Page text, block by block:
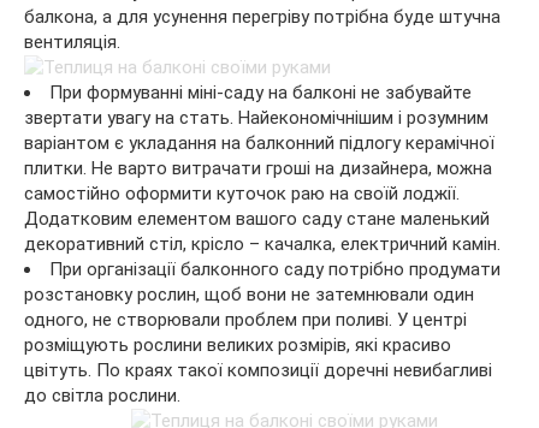
балкона, а для усунення перегріву потрібна буде штучна
вентиляція.
При формуванні міні-саду на балконі не забувайте
звертати увагу на стать. Найекономічнішим і розумним
варіантом є укладання на балконний підлогу керамічної
плитки. Не варто витрачати гроші на дизайнера, можна
самостійно оформити куточок раю на своїй лоджії.
Додатковим елементом вашого саду стане маленький
декоративний стіл, крісло – качалка, електричний камін.
При організації балконного саду потрібно продумати
розстановку рослин, щоб вони не затемнювали один
одного, не створювали проблем при поливі. У центрі
розміщують рослини великих розмірів, які красиво
цвітуть. По краях такої композиції доречні невибагливі
до світла рослини.